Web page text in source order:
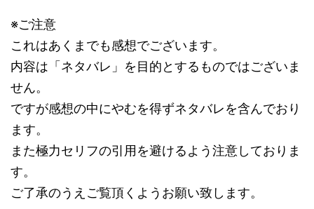
※ご注意
これはあくまでも感想でございます。
内容は「ネタバレ」を目的とするものではございま
せん。
ですが感想の中にやむを得ずネタバレを含んでおり
ます。
また極力セリフの引用を避けるよう注意しておりま
す。
ご了承のうえご覧頂くようお願い致します。